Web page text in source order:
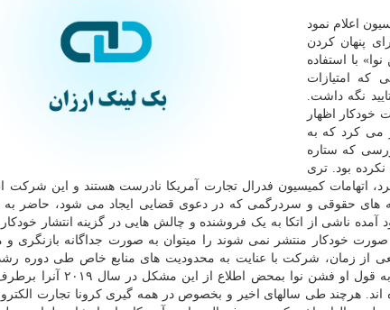
اعلام نمود
پنهان کردن
با استفاده
امتیازات
نگه داشت.
میلادی به صورت خودکار اظهار
می کرد که به
بررسی که ستاره
بود. تری
اتهامات کمیسیون فدرال تجارت آمریکا نادرست هستند و این شرکت
های حقوقی و سردرگمی که در دعوی قضایی ایجاد می شود، حاضر به
ناشی از اتکا به یک فروشنده و چالش هایی در گزینه انتشار
خودکار منتشر نمی شوند را میتوان به صورت جداگانه بازنگری و
از زمان، شرکت با عنایت به محدودیت های منابع خاص طی دوره
صورت ناخواسته در تکمیل این فرایند شکست خورد. به
هرچند طی سالهای اخیر و بخصوص در همه گیری کرونا تجارت